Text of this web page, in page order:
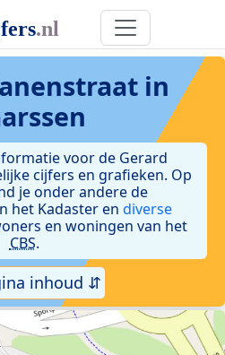
in
voor de Gerard
cijfers en grafieken. Op
je onder andere de
het Kadaster en diverse
en woningen van het
CBS.
inhoud ⇵